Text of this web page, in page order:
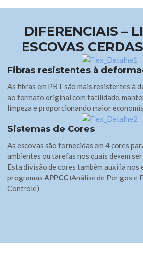
DIFERENCIAIS –
ESCOVAS
Fibras resistentes à
As fibras em PBT são mais resistentes à
ao formato original com facilidade,
limpeza e proporcionando maior
Sistemas de Cores
As escovas são fornecidas em 4 cores
ambientes ou tarefas nos quais devem
Esta divisão de cores também auxilia nos
programas APPCC(Análise de Perigos e
Controle)